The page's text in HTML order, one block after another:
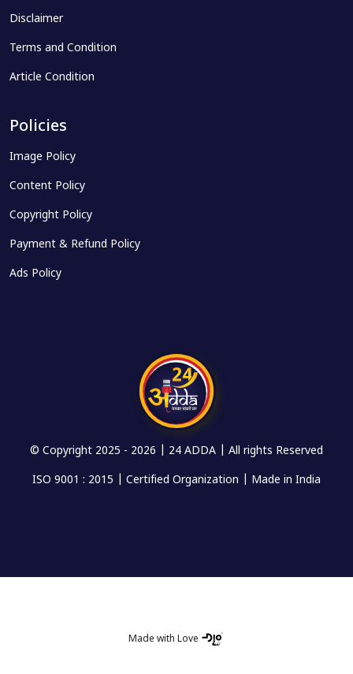
Disclaimer
Terms and Condition
Article Condition
Policies
Image Policy
Content Policy
Copyright Policy
Payment & Refund Policy
Ads Policy
© Copyright 2025 - 2026 | 24 ADDA | All rights Reserved
ISO 9001 : 2015 | Certified Organization | Made in India
Made with Love